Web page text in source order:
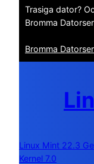
Trasiga dator?
Bromma
Bromma
Linux Mint 22.3
Kernel 7.0